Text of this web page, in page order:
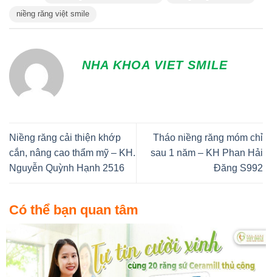
niềng răng việt smile
NHA KHOA VIET SMILE
Niềng răng cải thiện khớp
cắn, nâng cao thẩm mỹ – KH.
Nguyễn Quỳnh Hạnh 2516
Tháo niềng răng móm chỉ
sau 1 năm – KH Phan Hải
Đăng S992
Có thể bạn quan tâm